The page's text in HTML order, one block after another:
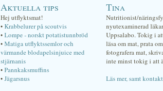
Aktuella tips
Hej utflyktsmat!
• Krabbelurer på scoutvis
• Lompe - norskt potatistunnbröd
• Matiga utflyktssemlor och
värmande blodapelsinjuice med
stjärnanis
• Pannkaksmuffins
• Jägarsnus
Tina
Nutritionist/
nyutexaminerad
Uppsalabo. Tokig i
läsa om mat, prata
fotografera mat,
inte minst tokig i att
Läs mer, samt